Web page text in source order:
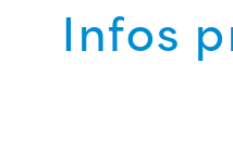
Infos